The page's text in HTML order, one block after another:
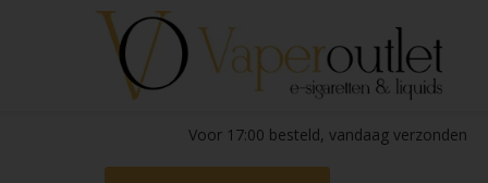
Voor 17:00 besteld, vandaag verzonden